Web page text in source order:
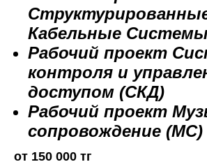
Кабельные
Рабочий проект
контроля и
доступом (СКД)
Рабочий проект
сопровождение (МС)
от 150 000 тг